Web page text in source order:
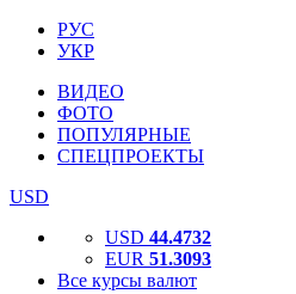
РУС
УКР
ВИДЕО
ФОТО
ПОПУЛЯРНЫЕ
СПЕЦПРОЕКТЫ
USD
USD 44.4732
EUR 51.3093
Все курсы валют